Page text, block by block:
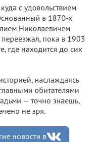
с удовольствием
в 1870-х
Николаевичем
пока в 1903
где находится до сих
наслаждаясь
обитателями
— точно знаешь,
не зря.
новости в